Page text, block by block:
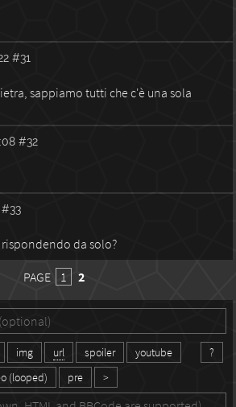
#31
sappiamo tutti che c'è una sola
#32
#33
da solo?
PAGE 1 2
?
img url spoiler
youtube
(looped) pre >